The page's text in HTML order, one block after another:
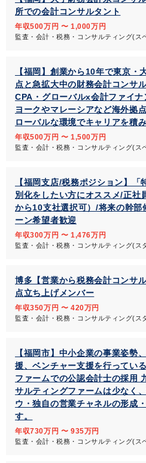
所での会計コンサルタント
年収500万円 〜 1,000万円
監査・会計・税務・コンサルティング(ス
【福岡】創業から10年で東京・
点と急拡大中の財務会計コンサ
CPA・グローバルx会計ファイ
ヨークやマレーシアなど海外拠
ローバルな環境でキャリアを積
年収500万円 〜 1,500万円
監査・会計・税務・コンサルティング(ス
【福岡支店/税務ポジション】
別化をしたい方にオススメ/正社
から10支社選択可）/将来の幹部
ーン希望者歓迎
年収300万円 〜 1,476万円
監査・会計・税務・コンサルティング(ス
博多【営業から税務会計コン
点立ち上げメンバー
年収350万円 〜 420万円
監査・会計・税務・コンサルティング(ス
【福岡市】中小企業の事業姿勢
援、ベンチャー支援を行ってい
ファームでの公認会計士の採用
サルティングファームは少なく
ウ・独自の営業チャネルの形成
す。
年収730万円 〜 935万円
監査・会計・税務・コンサルティング(ス